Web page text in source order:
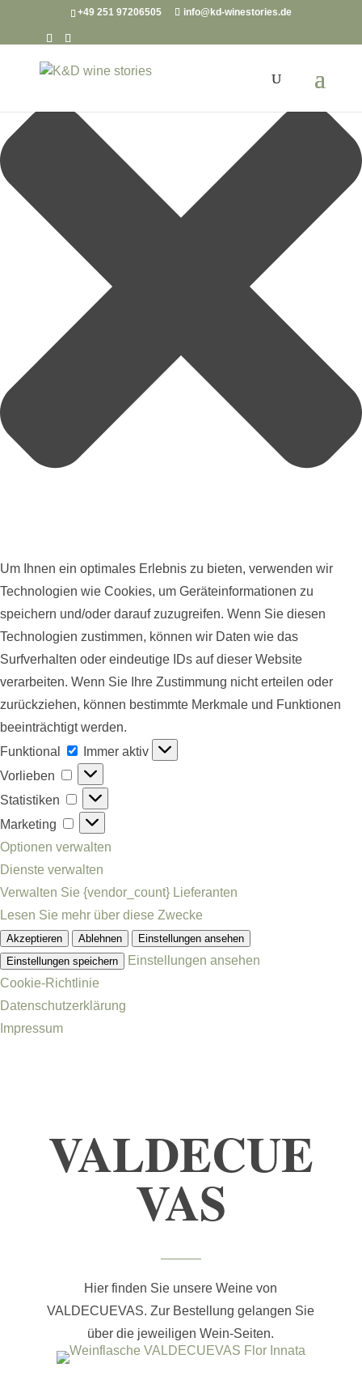
Cookie-Zustimmung verwalten
Um Ihnen ein optimales Erlebnis zu bieten, verwenden wir
Technologien wie Cookies, um Geräteinformationen zu
speichern und/oder darauf zuzugreifen. Wenn Sie diesen
Technologien zustimmen, können wir Daten wie das
Surfverhalten oder eindeutige IDs auf dieser Website
verarbeiten. Wenn Sie Ihre Zustimmung nicht erteilen oder
zurückziehen, können bestimmte Merkmale und Funktionen
beeinträchtigt werden.
Funktional
Funktional
Immer aktiv
Vorlieben
Vorlieben
Statistiken
Statistiken
Marketing
Marketing
Optionen verwalten
Dienste verwalten
Verwalten Sie {vendor_count} Lieferanten
Lesen Sie mehr über diese Zwecke
Akzeptieren Ablehnen
Einstellungen ansehen
Einstellungen speichern
Einstellungen ansehen
Cookie-Richtlinie
Datenschutzerklärung
Impressum
+49 251 97206505 info@kd-winestories.de
VALDECUE
VAS
Hier finden Sie unsere Weine von
VALDECUEVAS. Zur Bestellung gelangen Sie
über die jeweiligen Wein-Seiten.